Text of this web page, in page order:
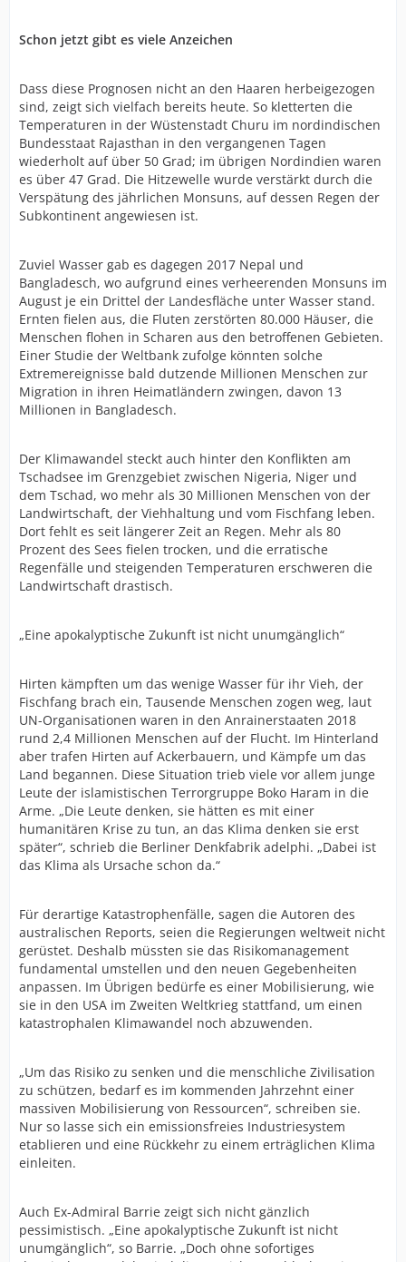
Schon jetzt gibt es viele Anzeichen
Dass diese Prognosen nicht an den Haaren herbeigezogen
sind, zeigt sich vielfach bereits heute. So kletterten die
Temperaturen in der Wüstenstadt Churu im nordindischen
Bundesstaat Rajasthan in den vergangenen Tagen
wiederholt auf über 50 Grad; im übrigen Nordindien waren
es über 47 Grad. Die Hitzewelle wurde verstärkt durch die
Verspätung des jährlichen Monsuns, auf dessen Regen der
Subkontinent angewiesen ist.
Zuviel Wasser gab es dagegen 2017 Nepal und
Bangladesch, wo aufgrund eines verheerenden Monsuns im
August je ein Drittel der Landesfläche unter Wasser stand.
Ernten fielen aus, die Fluten zerstörten 80.000 Häuser, die
Menschen flohen in Scharen aus den betroffenen Gebieten.
Einer Studie der Weltbank zufolge könnten solche
Extremereignisse bald dutzende Millionen Menschen zur
Migration in ihren Heimatländern zwingen, davon 13
Millionen in Bangladesch.
Der Klimawandel steckt auch hinter den Konflikten am
Tschadsee im Grenzgebiet zwischen Nigeria, Niger und
dem Tschad, wo mehr als 30 Millionen Menschen von der
Landwirtschaft, der Viehhaltung und vom Fischfang leben.
Dort fehlt es seit längerer Zeit an Regen. Mehr als 80
Prozent des Sees fielen trocken, und die erratische
Regenfälle und steigenden Temperaturen erschweren die
Landwirtschaft drastisch.
„Eine apokalyptische Zukunft ist nicht unumgänglich“
Hirten kämpften um das wenige Wasser für ihr Vieh, der
Fischfang brach ein, Tausende Menschen zogen weg, laut
UN-Organisationen waren in den Anrainerstaaten 2018
rund 2,4 Millionen Menschen auf der Flucht. Im Hinterland
aber trafen Hirten auf Ackerbauern, und Kämpfe um das
Land begannen. Diese Situation trieb viele vor allem junge
Leute der islamistischen Terrorgruppe Boko Haram in die
Arme. „Die Leute denken, sie hätten es mit einer
humanitären Krise zu tun, an das Klima denken sie erst
später“, schrieb die Berliner Denkfabrik adelphi. „Dabei ist
das Klima als Ursache schon da.“
Für derartige Katastrophenfälle, sagen die Autoren des
australischen Reports, seien die Regierungen weltweit nicht
gerüstet. Deshalb müssten sie das Risikomanagement
fundamental umstellen und den neuen Gegebenheiten
anpassen. Im Übrigen bedürfe es einer Mobilisierung, wie
sie in den USA im Zweiten Weltkrieg stattfand, um einen
katastrophalen Klimawandel noch abzuwenden.
„Um das Risiko zu senken und die menschliche Zivilisation
zu schützen, bedarf es im kommenden Jahrzehnt einer
massiven Mobilisierung von Ressourcen“, schreiben sie.
Nur so lasse sich ein emissionsfreies Industriesystem
etablieren und eine Rückkehr zu einem erträglichen Klima
einleiten.
Auch Ex-Admiral Barrie zeigt sich nicht gänzlich
pessimistisch. „Eine apokalyptische Zukunft ist nicht
unumgänglich“, so Barrie. „Doch ohne sofortiges